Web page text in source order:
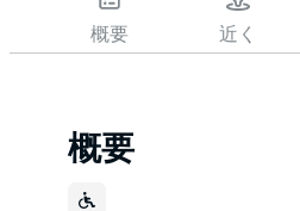
概要 近く
概要